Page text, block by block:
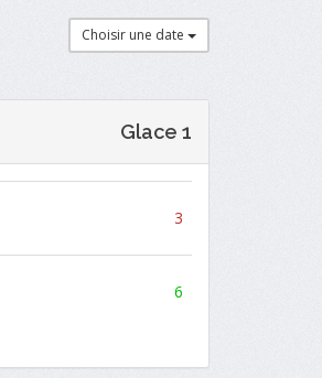
Choisir une date
Glace 1
3
6